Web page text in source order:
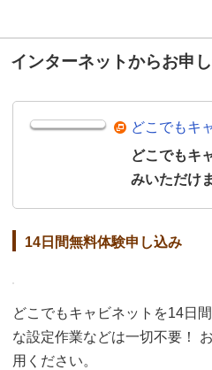
インターネットからお申
どこでもキ
どこでもキ
みいただけ
14日間無料体験申し込み
どこでもキャビネットを14日
な設定作業などは一切不要！
用ください。